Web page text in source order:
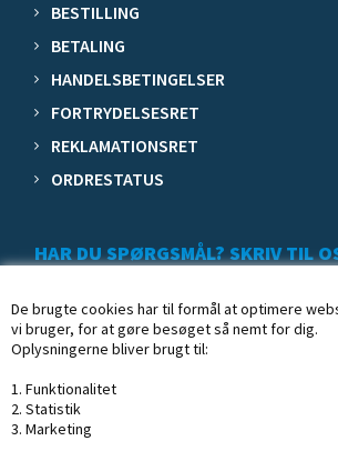
De brugte cookies har til formål at optimere
vi bruger, for at gøre besøget så nemt for dig.
Oplysningerne bliver brugt til:
1. Funktionalitet
2. Statistik
3. Marketing
BESTILLING
BETALING
HANDELSBETINGELSER
FORTRYDELSESRET
REKLAMATIONSRET
ORDRESTATUS
HAR DU SPØRGSMÅL? SKRIV TIL